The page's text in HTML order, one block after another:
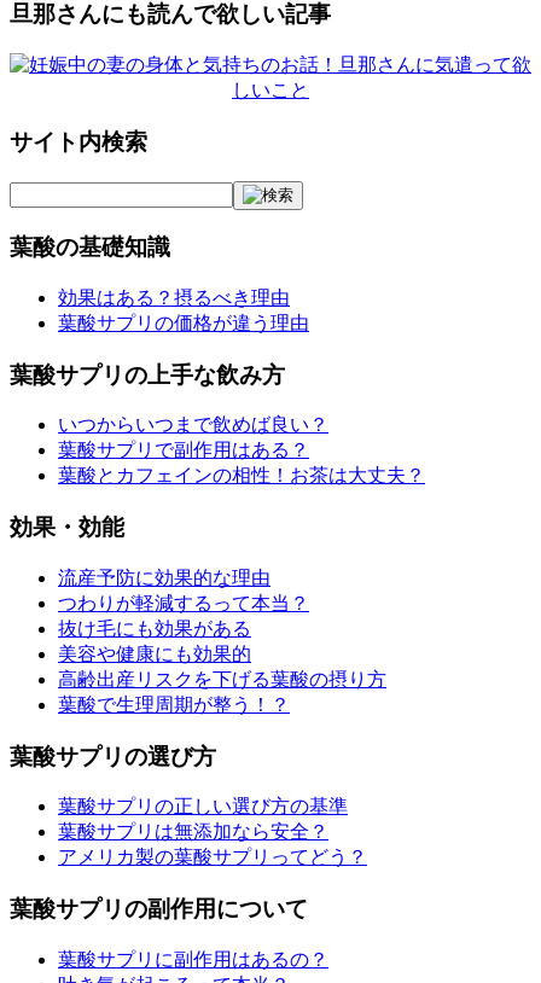
旦那さんにも読んで欲しい記事
サイト内検索
葉酸の基礎知識
効果はある？摂るべき理由
葉酸サプリの価格が違う理由
葉酸サプリの上手な飲み方
いつからいつまで飲めば良い？
葉酸サプリで副作用はある？
葉酸とカフェインの相性！お茶は大丈夫？
効果・効能
流産予防に効果的な理由
つわりが軽減するって本当？
抜け毛にも効果がある
美容や健康にも効果的
高齢出産リスクを下げる葉酸の摂り方
葉酸で生理周期が整う！？
葉酸サプリの選び方
葉酸サプリの正しい選び方の基準
葉酸サプリは無添加なら安全？
アメリカ製の葉酸サプリってどう？
葉酸サプリの副作用について
葉酸サプリに副作用はあるの？